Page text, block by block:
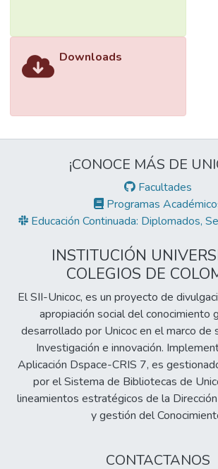
Downloads
¡CONOCE MÁS DE
Facultades
Programas
Educación Continuada: Diplomados,
INSTITUCIÓN
COLEGIOS DE
El SII-Unicoc, es un proyecto de
apropiación social del conocimiento
desarrollado por Unicoc en el marco de
Investigación e innovación.
Aplicación Dspace-CRIS 7, es
por el Sistema de Bibliotecas de
lineamientos estratégicos de la
y gestión del
CONTACTANOS